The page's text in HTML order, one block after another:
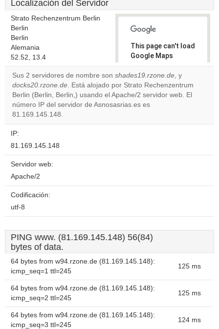
Localización del Servidor
Strato Rechenzentrum Berlin
Berlin
Berlin
Alemania
52.52, 13.4
This page can't load
Google Maps
correctly.
Do you
own this
website?
OK
Sus 2 servidores de nombre son shades19.rzone.de, y
docks20.rzone.de. Está alojado por Strato Rechenzentrum
Berlin (Berlin, Berlin,) usando el Apache/2 servidor web. El
número IP del servidor de Asnosasrias.es es
81.169.145.148.
IP:
81.169.145.148
Servidor web:
Apache/2
Codificación:
utf-8
PING www. (81.169.145.148) 56(84)
bytes of data.
64 bytes from w94.rzone.de (81.169.145.148):
icmp_seq=1 ttl=245
125 ms
64 bytes from w94.rzone.de (81.169.145.148):
icmp_seq=2 ttl=245
125 ms
64 bytes from w94.rzone.de (81.169.145.148):
icmp_seq=3 ttl=245
124 ms